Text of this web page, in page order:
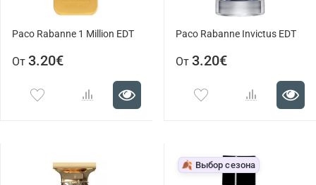
Paco Rabanne 1 Million EDT
От 3.20€
Paco Rabanne Invictus EDT
От 3.20€
🍂 Выбор сезона